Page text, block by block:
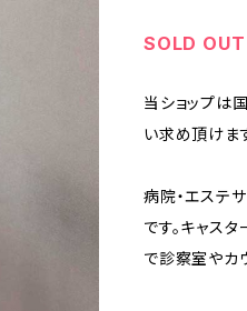
SOLD OUT
当ショップは
い求め頂けま
病院・エステ
です。キャス
で診察室やカ